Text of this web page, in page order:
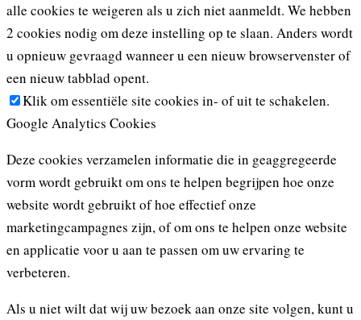
alle cookies te weigeren als u zich niet aanmeldt. We hebben
2 cookies nodig om deze instelling op te slaan. Anders wordt
u opnieuw gevraagd wanneer u een nieuw browservenster of
een nieuw tabblad opent.
Klik om essentiële site cookies in- of uit te schakelen.
Google Analytics Cookies
Deze cookies verzamelen informatie die in geaggregeerde
vorm wordt gebruikt om ons te helpen begrijpen hoe onze
website wordt gebruikt of hoe effectief onze
marketingcampagnes zijn, of om ons te helpen onze website
en applicatie voor u aan te passen om uw ervaring te
verbeteren.
Als u niet wilt dat wij uw bezoek aan onze site volgen, kunt u